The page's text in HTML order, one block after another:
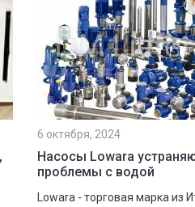
6 октября, 2024
Насосы Lowara
проблемы с водой
Lowara - торговая марка из